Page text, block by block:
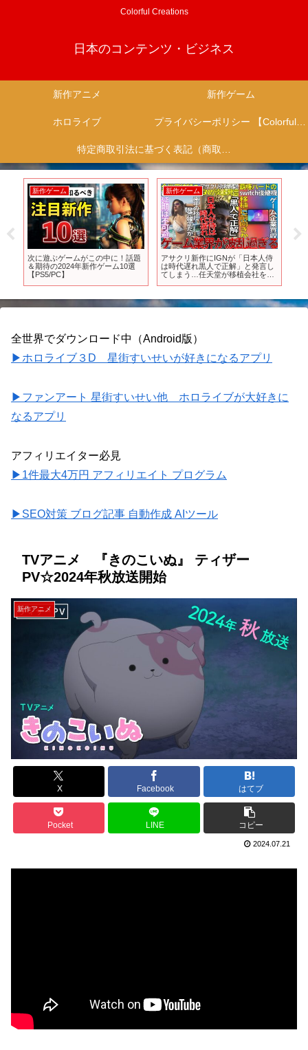
Colorful Creations
日本のコンテンツ・ビジネス
新作アニメ 新作ゲーム
ホロライブ プライバシーポリシー 【Colorful Creation】
特定商取引法に基づく表記（商取引に関する開示）
新作ゲーム
次に遊ぶゲームがこの中に！話題
＆期待の2024年新作ゲーム10選
【PS5/PC】
新作ゲーム
アサクリ新作にIGNが「日本人侍
は時代遅れ黒人で正解」と発言し
てしまう…任天堂が移植会社を買
は必須と言われてしまう
全世界でダウンロード中（Android版）
▶ホロライブ３D 星街すいせいが好きになるアプリ
▶ファンアート 星街すいせい他 ホロライブが大好きに
なるアプリ
アフィリエイター必見
▶1件最大4万円 アフィリエイト プログラム
▶SEO対策 ブログ記事 自動作成 AIツール
TVアニメ 『きのこいぬ』 ティザー
PV☆2024年秋放送開始
新作アニメ
X Facebook はてブ
Pocket LINE コピー
2024.07.21